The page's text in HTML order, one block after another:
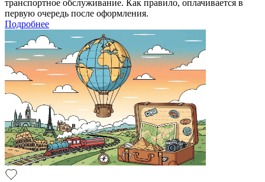
транспортное обслуживание. Как правило, оплачивается в
первую очередь после оформления.
Подробнее